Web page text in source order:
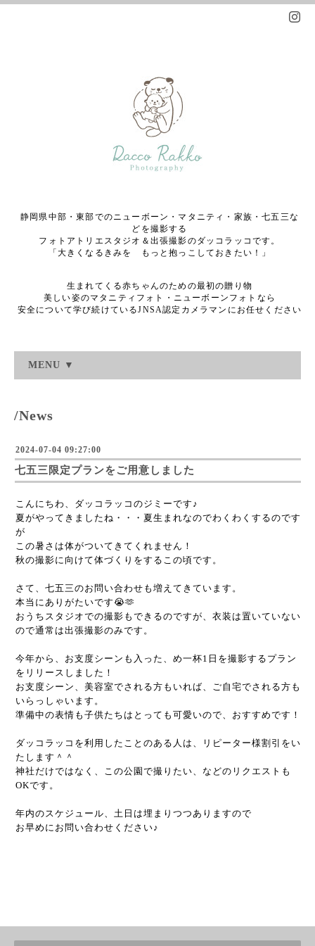
静岡県中部・東部でのニューボーン・マタニティ・家族・七五三な
どを撮影する
フォトアトリエスタジオ＆出張撮影のダッコラッコです。
「大きくなるきみを もっと抱っこしておきたい！」
生まれてくる赤ちゃんのための最初の贈り物
美しい姿のマタニティフォト・ニューボーンフォトなら
安全について学び続けているJNSA認定カメラマンにお任せください
MENU ▼
/News
2024-07-04 09:27:00
七五三限定プランをご用意しました
こんにちわ、ダッコラッコのジミーです♪
夏がやってきましたね・・・夏生まれなのでわくわくするのです
が
この暑さは体がついてきてくれません！
秋の撮影に向けて体づくりをするこの頃です。
さて、七五三のお問い合わせも増えてきています。
本当にありがたいです😭🫶
おうちスタジオでの撮影もできるのですが、衣装は置いていない
ので通常は出張撮影のみです。
今年から、お支度シーンも入った、め一杯1日を撮影するプラン
をリリースしました！
お支度シーン、美容室でされる方もいれば、ご自宅でされる方も
いらっしゃいます。
準備中の表情も子供たちはとっても可愛いので、おすすめです！
ダッコラッコを利用したことのある人は、リピーター様割引をい
たします＾＾
神社だけではなく、この公園で撮りたい、などのリクエストも
OKです。
年内のスケジュール、土日は埋まりつつありますので
お早めにお問い合わせください♪